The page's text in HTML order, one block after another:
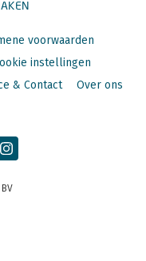
voorwaarden
instellingen
& Contact Over ons